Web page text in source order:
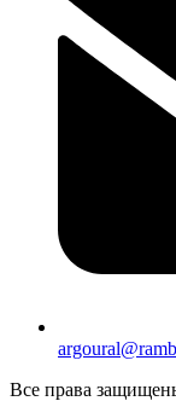
Все права